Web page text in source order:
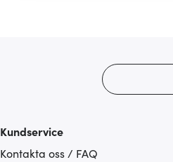
Kundservice
Kontakta oss / FAQ